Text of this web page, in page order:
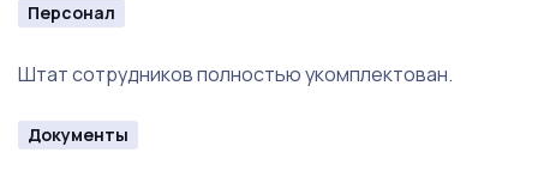
Персонал
Штат сотрудников полностью укомплектован.
Документы